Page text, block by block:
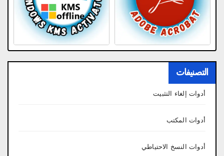
التصنيفات
أدوات إلغاء التثبيت
أدوات المكتب
أدوات النسخ الاحتياطي